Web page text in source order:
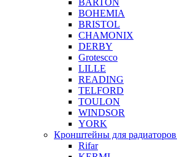
BARTON
BOHEMIA
BRISTOL
CHAMONIX
DERBY
Grotescco
LILLE
READING
TELFORD
TOULON
WINDSOR
YORK
Кронштейны для радиаторов
Rifar